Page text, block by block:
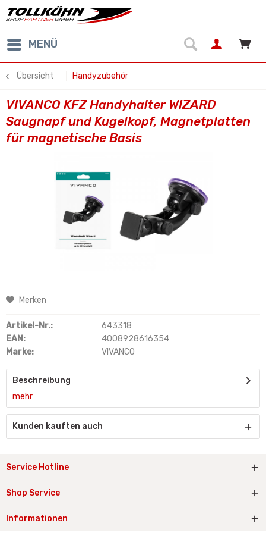
MENÜ
Übersicht Handyzubehör
VIVANCO KFZ Handyhalter WIZARD
Saugnapf und Kugelkopf, Magnetplatten
für magnetische Basis
Merken
Artikel-Nr.:
643318
EAN:
4008928616354
Marke:
VIVANCO
Beschreibung
mehr
Kunden kauften auch
Service Hotline
Shop Service
Informationen